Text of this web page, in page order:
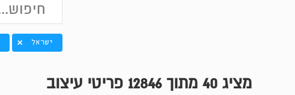
ישראל
מציג 40 מתוך 12846 פריטי עיצוב